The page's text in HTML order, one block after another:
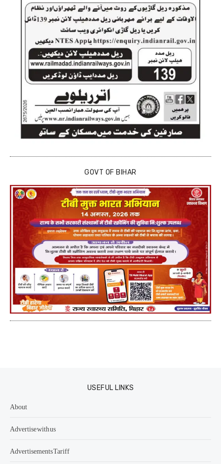
GOVT OF BIHAR
USEFUL LINKS
About
Advertise with us
Advertisements Tariff